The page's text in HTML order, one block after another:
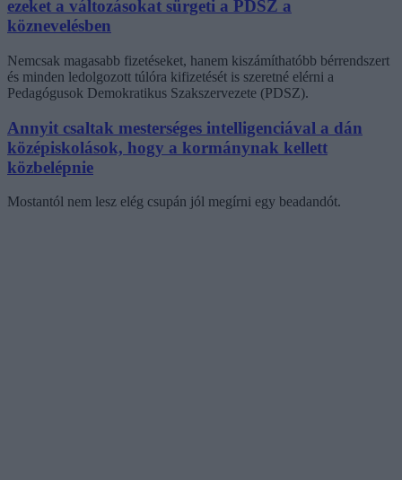
ezeket a változásokat sürgeti a PDSZ a
köznevelésben
Nemcsak magasabb fizetéseket, hanem kiszámíthatóbb bérrendszert
és minden ledolgozott túlóra kifizetését is szeretné elérni a
Pedagógusok Demokratikus Szakszervezete (PDSZ).
Annyit csaltak mesterséges intelligenciával a dán
középiskolások, hogy a kormánynak kellett
közbelépnie
Mostantól nem lesz elég csupán jól megírni egy beadandót.